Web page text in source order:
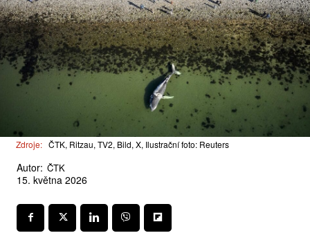
Zdroje: ČTK, Ritzau, TV2, Bild, X, Ilustrační foto: Reuters
Autor: ČTK
15. května 2026